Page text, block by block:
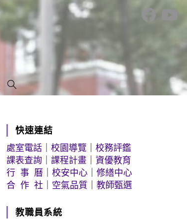
快速連結
處室電話 ｜校園導覽 ｜校務評鑑
課表查詢 ｜課程計畫 ｜資優教育
行 事 曆 ｜校安中心 ｜修繕中心
合 作 社
空氣品質 ｜教師甄選
教職員系統